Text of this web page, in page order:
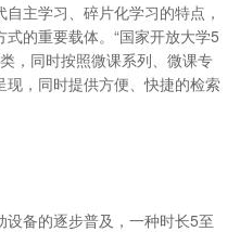
主学习、碎片化学习的特点，
的重要载体。“国家开放大学5
，同时按照微课系列、微课专
，同时提供方便、快捷的检索
备的逐步普及，一种时长5至